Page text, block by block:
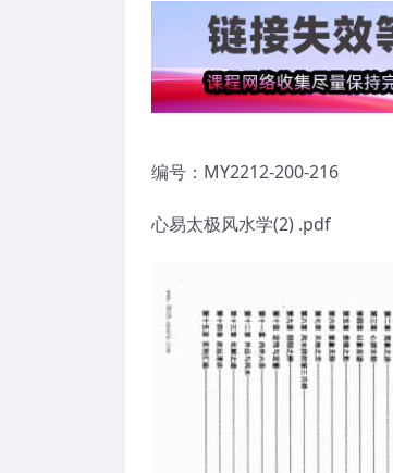
编号：MY2212-200-216
心易太极风水学(2) .pdf